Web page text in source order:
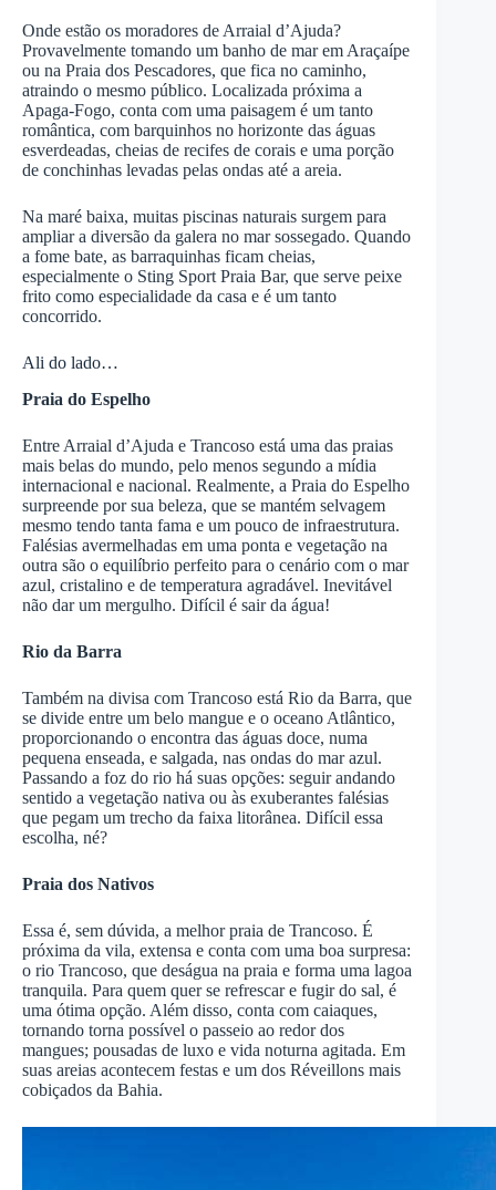
Onde estão os moradores de Arraial d’Ajuda?
Provavelmente tomando um banho de mar em Araçaípe
ou na Praia dos Pescadores, que fica no caminho,
atraindo o mesmo público. Localizada próxima a
Apaga-Fogo, conta com uma paisagem é um tanto
romântica, com barquinhos no horizonte das águas
esverdeadas, cheias de recifes de corais e uma porção
de conchinhas levadas pelas ondas até a areia.
Na maré baixa, muitas piscinas naturais surgem para
ampliar a diversão da galera no mar sossegado. Quando
a fome bate, as barraquinhas ficam cheias,
especialmente o Sting Sport Praia Bar, que serve peixe
frito como especialidade da casa e é um tanto
concorrido.
Ali do lado…
Praia do Espelho
Entre Arraial d’Ajuda e Trancoso está uma das praias
mais belas do mundo, pelo menos segundo a mídia
internacional e nacional. Realmente, a Praia do Espelho
surpreende por sua beleza, que se mantém selvagem
mesmo tendo tanta fama e um pouco de infraestrutura.
Falésias avermelhadas em uma ponta e vegetação na
outra são o equilíbrio perfeito para o cenário com o mar
azul, cristalino e de temperatura agradável. Inevitável
não dar um mergulho. Difícil é sair da água!
Rio da Barra
Também na divisa com Trancoso está Rio da Barra, que
se divide entre um belo mangue e o oceano Atlântico,
proporcionando o encontra das águas doce, numa
pequena enseada, e salgada, nas ondas do mar azul.
Passando a foz do rio há suas opções: seguir andando
sentido a vegetação nativa ou às exuberantes falésias
que pegam um trecho da faixa litorânea. Difícil essa
escolha, né?
Praia dos Nativos
Essa é, sem dúvida, a melhor praia de Trancoso. É
próxima da vila, extensa e conta com uma boa surpresa:
o rio Trancoso, que deságua na praia e forma uma lagoa
tranquila. Para quem quer se refrescar e fugir do sal, é
uma ótima opção. Além disso, conta com caiaques,
tornando torna possível o passeio ao redor dos
mangues; pousadas de luxo e vida noturna agitada. Em
suas areias acontecem festas e um dos Réveillons mais
cobiçados da Bahia.